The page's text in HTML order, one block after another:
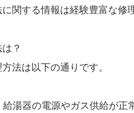
関する情報は経験豊富な修
？
法は以下の通りです。
湯器の電源やガス供給が正